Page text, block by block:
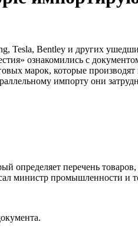
Tesla, Bentley и других
ознакомились с
марок, которые
импорту они
определяет перечень
министр промышленности